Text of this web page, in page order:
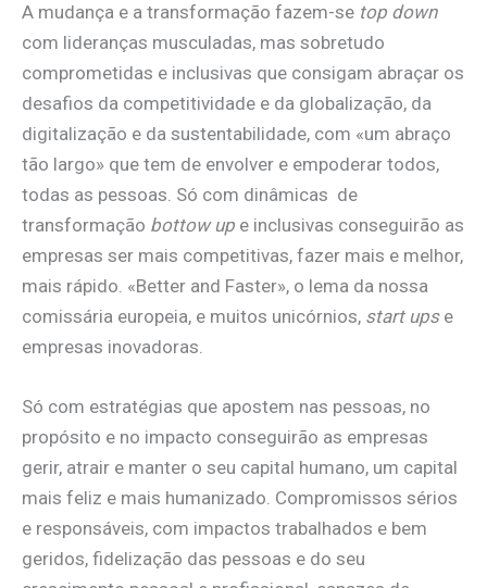
A mudança e a transformação fazem-se top down
com lideranças musculadas, mas sobretudo
comprometidas e inclusivas que consigam abraçar os
desafios da competitividade e da globalização, da
digitalização e da sustentabilidade, com «um abraço
tão largo» que tem de envolver e empoderar todos,
todas as pessoas. Só com dinâmicas de
transformação bottow up e inclusivas conseguirão as
empresas ser mais competitivas, fazer mais e melhor,
mais rápido. «Better and Faster», o lema da nossa
comissária europeia, e muitos unicórnios, start upse
empresas inovadoras.
Só com estratégias que apostem nas pessoas, no
propósito e no impacto conseguirão as empresas
gerir, atrair e manter o seu capital humano, um capital
mais feliz e mais humanizado. Compromissos sérios
e responsáveis, com impactos trabalhados e bem
geridos, fidelização das pessoas e do seu